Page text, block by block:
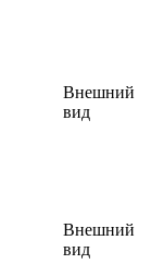
Внешний
вид
Внешний
вид